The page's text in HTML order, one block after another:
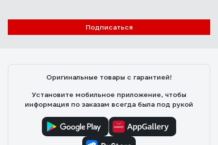
Подписаться
Оригинальные товары с гарантией!
Установите мобильное приложение, чтобы
информация по заказам всегда была под рукой